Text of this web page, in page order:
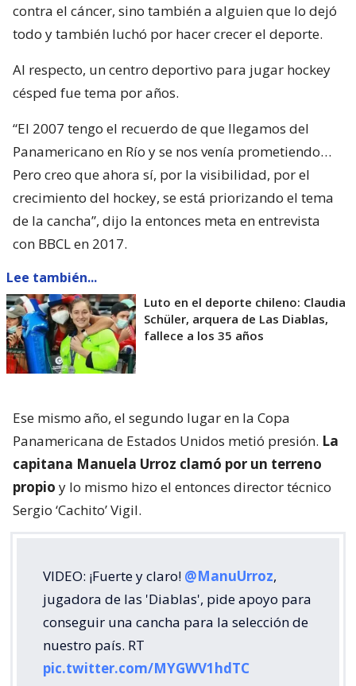
contra el cáncer, sino también a alguien que lo dejó
todo y también luchó por hacer crecer el deporte.
Al respecto, un centro deportivo para jugar hockey
césped fue tema por años.
“El 2007 tengo el recuerdo de que llegamos del
Panamericano en Río y se nos venía prometiendo…
Pero creo que ahora sí, por la visibilidad, por el
crecimiento del hockey, se está priorizando el tema
de la cancha”, dijo la entonces meta en entrevista
con BBCL en 2017.
Lee también...
Luto en el deporte chileno: Claudia
Schüler, arquera de Las Diablas,
fallece a los 35 años
Ese mismo año, el segundo lugar en la Copa
Panamericana de Estados Unidos metió presión. La
capitana Manuela Urroz clamó por un terreno
propio y lo mismo hizo el entonces director técnico
Sergio ‘Cachito’ Vigil.
VIDEO: ¡Fuerte y claro! @ManuUrroz,
jugadora de las 'Diablas', pide apoyo para
conseguir una cancha para la selección de
nuestro país. RT
pic.twitter.com/MYGWV1hdTC